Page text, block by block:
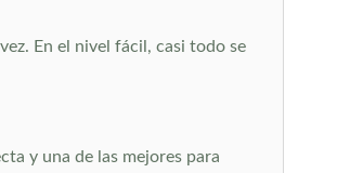
En el nivel fácil, casi todo se
y una de las mejores para